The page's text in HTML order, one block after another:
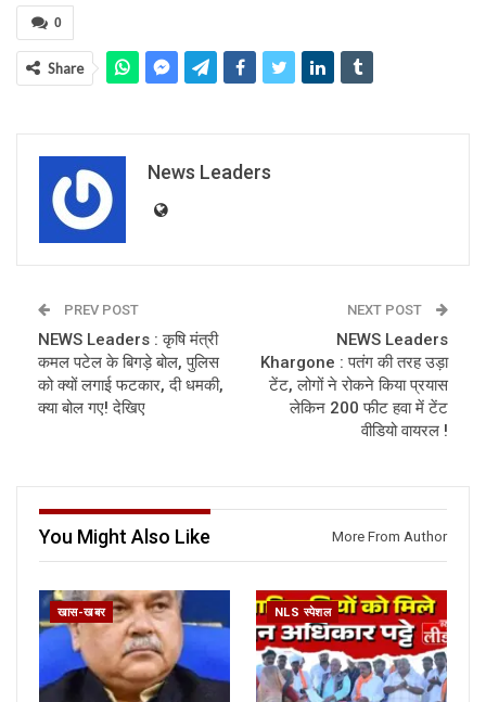
0
Share
News Leaders
PREV POST
NEWS Leaders : कृषि मंत्री
कमल पटेल के बिगड़े बोल, पुलिस
को क्यों लगाई फटकार, दी धमकी,
क्या बोल गए! देखिए
NEXT POST
NEWS Leaders
Khargone : पतंग की तरह उड़ा
टेंट, लोगों ने रोकने किया प्रयास
लेकिन 200 फीट हवा में टेंट
वीडियो वायरल !
You Might Also Like More From Author
खास-खबर NLS स्पेशल